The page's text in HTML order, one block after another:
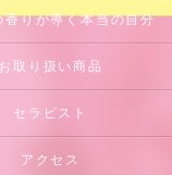
香りが導く本当の自分
お取り扱い商品
セラピスト
アクセス